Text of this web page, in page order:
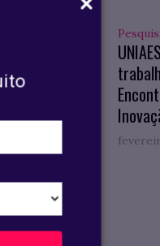
no